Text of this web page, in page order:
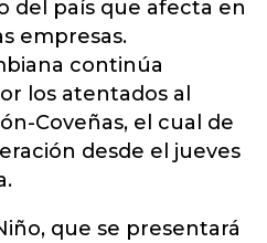
del país que afecta en
empresas.
continúa
los atentados al
Coveñas, el cual de
desde el jueves
que se presentará